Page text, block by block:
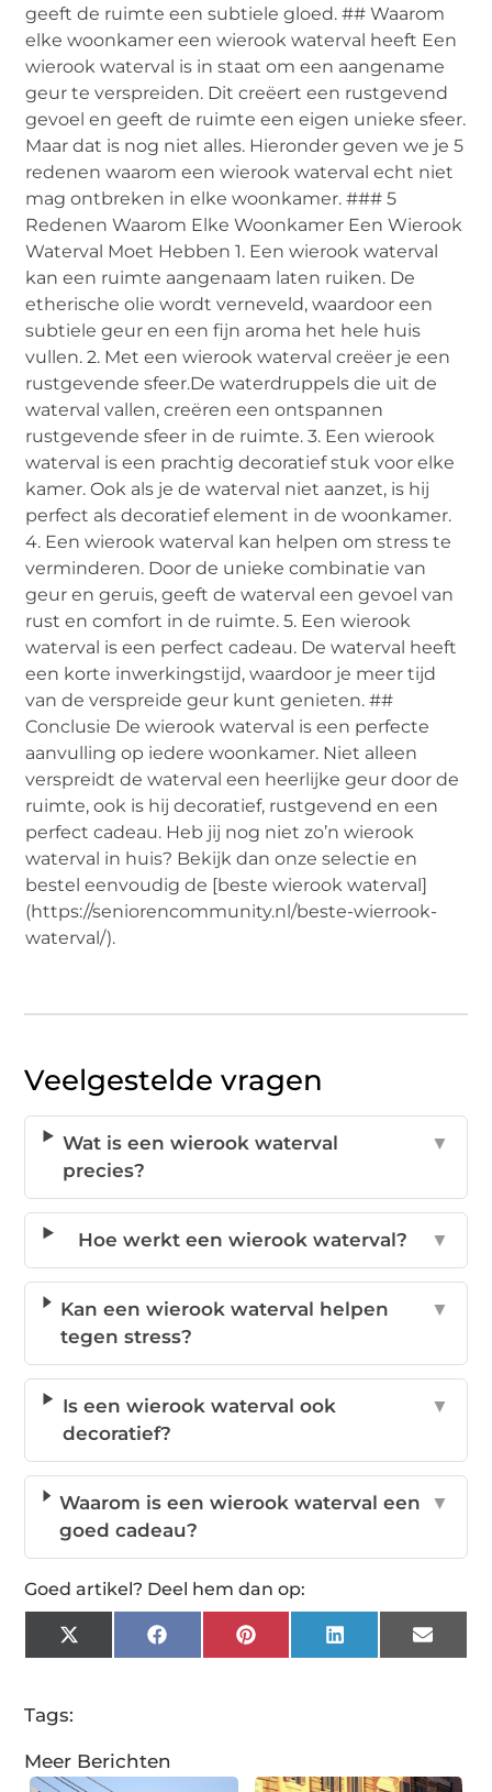
geeft de ruimte een subtiele gloed. ## Waarom
elke woonkamer een wierook waterval heeft Een
wierook waterval is in staat om een aangename
geur te verspreiden. Dit creëert een rustgevend
gevoel en geeft de ruimte een eigen unieke sfeer.
Maar dat is nog niet alles. Hieronder geven we je 5
redenen waarom een wierook waterval echt niet
mag ontbreken in elke woonkamer. ### 5
Redenen Waarom Elke Woonkamer Een Wierook
Waterval Moet Hebben 1. Een wierook waterval
kan een ruimte aangenaam laten ruiken. De
etherische olie wordt verneveld, waardoor een
subtiele geur en een fijn aroma het hele huis
vullen. 2. Met een wierook waterval creëer je een
rustgevende sfeer.De waterdruppels die uit de
waterval vallen, creëren een ontspannen
rustgevende sfeer in de ruimte. 3. Een wierook
waterval is een prachtig decoratief stuk voor elke
kamer. Ook als je de waterval niet aanzet, is hij
perfect als decoratief element in de woonkamer.
4. Een wierook waterval kan helpen om stress te
verminderen. Door de unieke combinatie van
geur en geruis, geeft de waterval een gevoel van
rust en comfort in de ruimte. 5. Een wierook
waterval is een perfect cadeau. De waterval heeft
een korte inwerkingstijd, waardoor je meer tijd
van de verspreide geur kunt genieten. ##
Conclusie De wierook waterval is een perfecte
aanvulling op iedere woonkamer. Niet alleen
verspreidt de waterval een heerlijke geur door de
ruimte, ook is hij decoratief, rustgevend en een
perfect cadeau. Heb jij nog niet zo’n wierook
waterval in huis? Bekijk dan onze selectie en
bestel eenvoudig de [beste wierook waterval]
(https://seniorencommunity.nl/beste-wierrook-
waterval/).
Veelgestelde vragen
Wat is een wierook waterval
precies?
▼
Hoe werkt een wierook waterval? ▼
Kan een wierook waterval helpen
tegen stress?
▼
Is een wierook waterval ook
decoratief?
▼
Waarom is een wierook waterval een
goed cadeau?
▼
Goed artikel? Deel hem dan op:
X
(Twitter)
FacebookPinterestLinkedInEmail
Tags:
Meer Berichten